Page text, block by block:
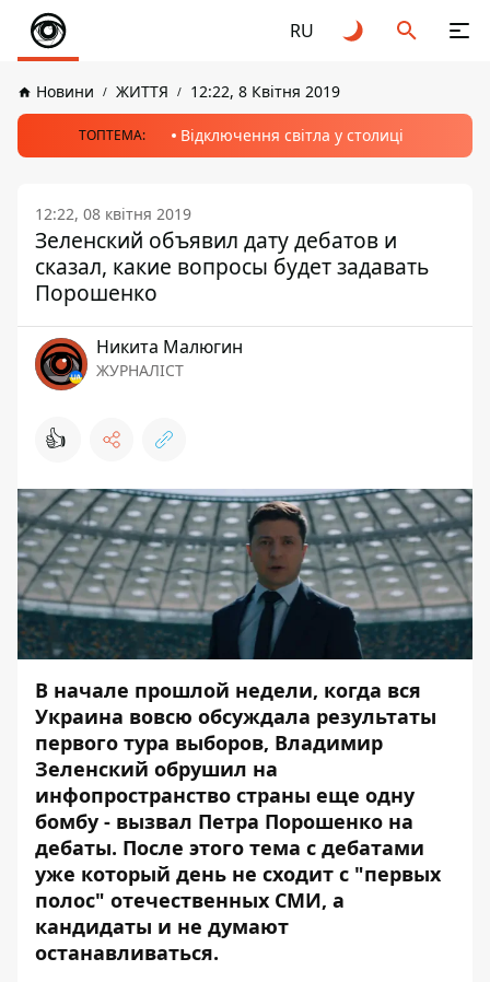
RU
Новини ЖИТТЯ 12:22, 8 Квітня 2019
ТОПТЕМА: Відключення світла у столиці
12:22, 08 квітня 2019
Зеленский объявил дату дебатов и
сказал, какие вопросы будет задавать
Порошенко
Никита Малюгин
ЖУРНАЛІСТ
👍
В начале прошлой недели, когда вся
Украина вовсю обсуждала результаты
первого тура выборов, Владимир
Зеленский обрушил на
инфопространство страны еще одну
бомбу - вызвал Петра Порошенко на
дебаты. После этого тема с дебатами
уже который день не сходит с "первых
полос" отечественных СМИ, а
кандидаты и не думают
останавливаться.